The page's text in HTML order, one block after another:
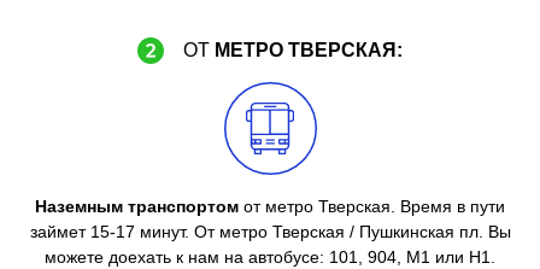
ОТ МЕТРО ТВЕРСКАЯ:
Наземным транспортом от метро Тверская. Время в пути
займет 15-17 минут. От метро Тверская / Пушкинская пл. Вы
можете доехать к нам на автобусе: 101, 904, М1 или Н1.